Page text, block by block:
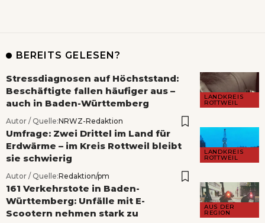
BEREITS GELESEN?
LANDKREIS
ROTTWEIL
Stressdiagnosen auf Höchststand:
Beschäftigte fallen häufiger aus –
auch in Baden-Württemberg
Autor / Quelle:NRWZ-Redaktion
LANDKREIS
ROTTWEIL
Umfrage: Zwei Drittel im Land für
Erdwärme – im Kreis Rottweil bleibt
sie schwierig
Autor / Quelle:Redaktion/pm
AUS DER
REGION
161 Verkehrstote in Baden-
Württemberg: Unfälle mit E-
Scootern nehmen stark zu